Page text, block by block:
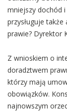
mniejszy dochód
przysługuje
prawie? Dyrektor
Z wnioskiem o
doradztwem
którzy mają
obowiązków.
najnowszym